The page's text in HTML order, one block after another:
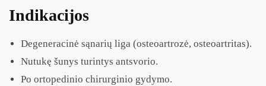
Indikacijos
Degeneracinė sąnarių liga (osteoartrozė, osteoartritas).
Nutukę šunys turintys antsvorio.
Po ortopedinio chirurginio gydymo.